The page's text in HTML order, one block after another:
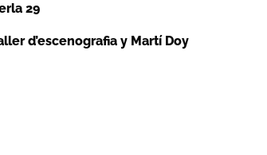
29
d’escenografia y Martí Doy